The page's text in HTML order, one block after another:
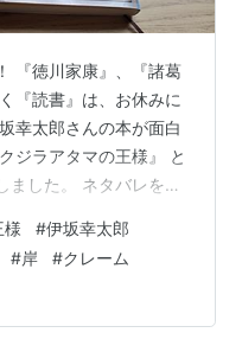
『徳川家康』、『諸葛
『読書』は、お休みに
幸太郎さんの本が面白
ジラアタマの王様』 と
ました。 ネタバレをし
いて、『画鋲混入クレ
と、『ネット炎上』の
拾できた。 その時に、
気 ダンサーの『小沢ヒ
様 #伊坂幸太郎
#岸 #クレーム